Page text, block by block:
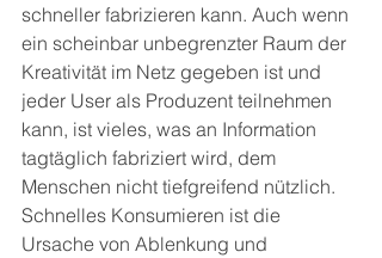
schneller fabrizieren kann. Auch wenn
ein scheinbar unbegrenzter Raum der
Kreativität im Netz gegeben ist und
jeder User als Produzent teilnehmen
kann, ist vieles, was an Information
tagtäglich fabriziert wird, dem
Menschen nicht tiefgreifend nützlich.
Schnelles Konsumieren ist die
Ursache von Ablenkung und